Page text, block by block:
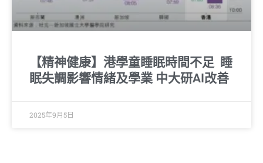
【精神健康】港學童睡眠時間不足 睡
眠失調影響情緒及學業 中大研AI改善
2025年9月5日